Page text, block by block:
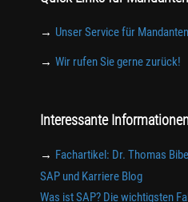
→ Unser Service für Mandanten
→ Wir rufen Sie gerne zurück!
Interessante
→ Fachartikel: Dr. Thomas
SAP und Karriere Blog
Was ist SAP? Die wichtigsten